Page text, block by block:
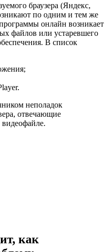
браузера (Яндекс,
по одним и тем же
онлайн возникает
файлов или устаревшего
В список
неполадок
отвечающие
видеофайле.
как